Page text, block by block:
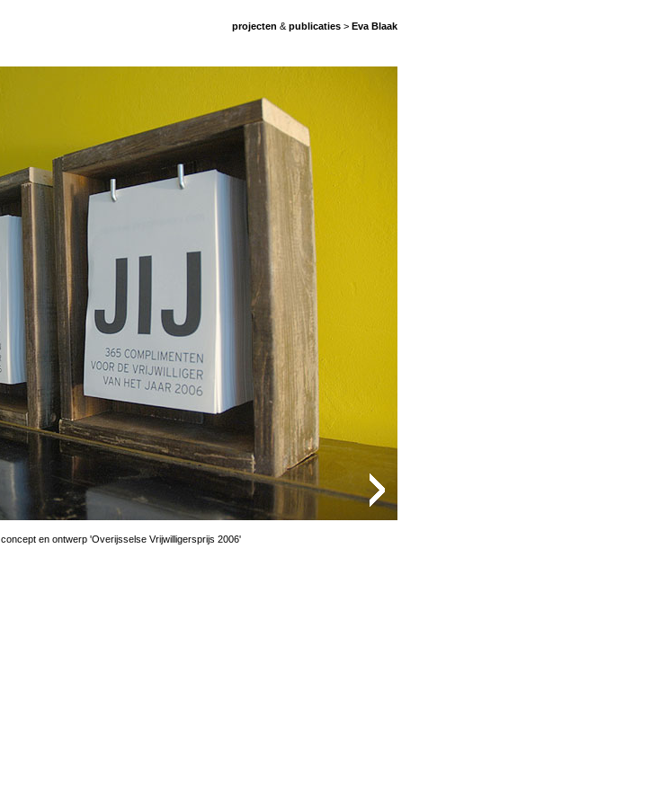
projecten & publicaties > Eva Blaak
concept en ontwerp 'Overijsselse Vrijwilligersprijs 2006'